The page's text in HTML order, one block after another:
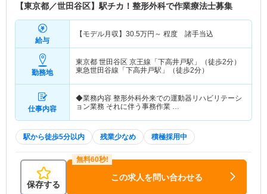
【東京都／世田谷区】駅チカ！整形外科で作業療法士募集
給与
【モデル月収】 30.5万円～ 程度 諸手当込
勤務地
東京都 世田谷区 京王線「下高井戸駅」（徒歩2分）
東急世田谷線「下高井戸駅」（徒歩2分）
仕事内容
◆業務内容 整形外科外来での運動器リハビリテーシ
ョン業務 それに伴う事務作業 …
駅から徒歩5分以内 残業少なめ 積極採用中
保存する
この求人を問い合わせる